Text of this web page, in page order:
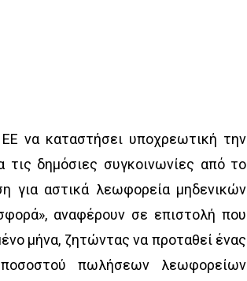
να καταστήσει υποχρεωτική την
δημόσιες συγκοινωνίες από το
για αστικά λεωφορεία μηδενικών
αναφέρουν σε επιστολή που
μήνα, ζητώντας να προταθεί ένας
πωλήσεων λεωφορείων